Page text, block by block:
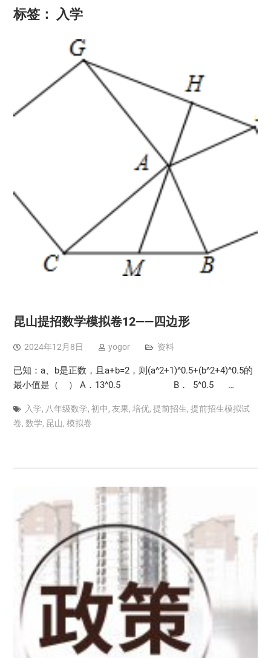
标签： 入学
昆山提招数学模拟卷12——四边形
2024年12月8日 yogor 资料
已知：a、b是正数，且a+b=2，则(a^2+1)^0.5+(b^2+4)^0.5的
最小值是（ ） A．13^0.5 B． 5^0.5 …
入学, 八年级数学, 初中, 友果, 培优, 提前招生, 提前招生模拟试
卷, 数学, 昆山, 模拟卷